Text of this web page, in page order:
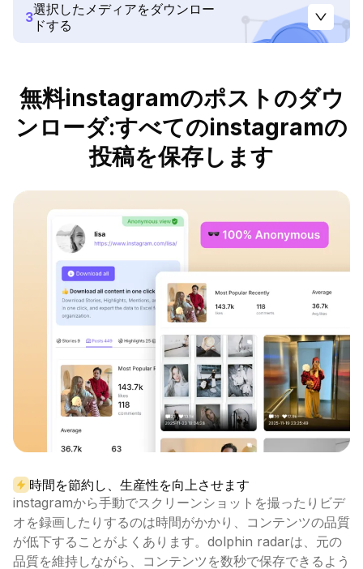
3選択したメディアをダウンロー
ドする
無料instagramのポストのダウ
ンローダ:すべてのinstagramの
投稿を保存します
時間を節約し、生産性を向上させます
instagramから手動でスクリーンショットを撮ったりビデ
オを録画したりするのは時間がかかり、コンテンツの品質
が低下することがよくあります。dolphin radarは、元の
品質を維持しながら、コンテンツを数秒で保存できるよう